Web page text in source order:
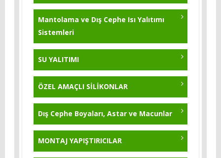
Yıldırım Tozu 5 Kg
KB-Pur 751
KB-Pur 570
KB-Pur 222
KB-Pur 2K Topcoat
KB-Pur 214 - 25 Kg
Mantolama ve Dış Cephe Isı Yalıtımı
Sistemleri
SU YALITIMI
ÖZEL AMAÇLI SİLİKONLAR
Dış Cephe Boyaları, Astar ve Macunlar
MONTAJ YAPIŞTIRICILAR